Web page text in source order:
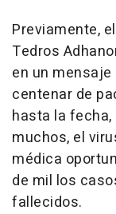
Previamente,
Tedros
en un
centenar de
hasta la fecha,
muchos, el
médica
de mil los
fallecidos.